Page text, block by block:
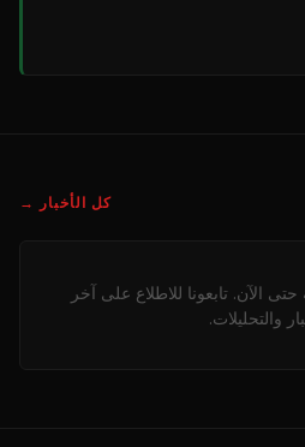
كل الأخبار →
الآن. تابعونا للاطلاع على آخر
والتحليلات.